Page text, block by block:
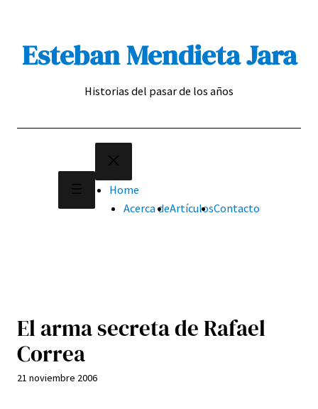
contenidoEsteban Mendieta Jara
Historias del pasar de los años
Home
Acerca deArtículosContacto
El arma secreta de Rafael
Correa
21 noviembre 2006